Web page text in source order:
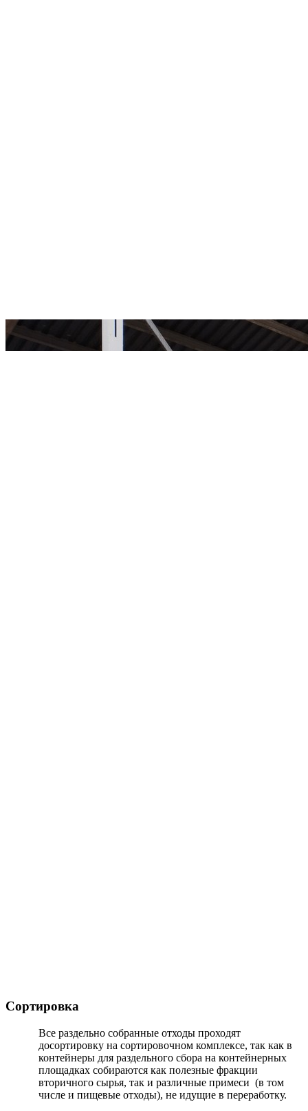
Сортировка
Все раздельно собранные отходы проходят
досортировку на сортировочном комплексе, так как в
контейнеры для раздельного сбора на контейнерных
площадках собираются как полезные фракции
вторичного сырья, так и различные примеси (в том
числе и пищевые отходы), не идущие в переработку.